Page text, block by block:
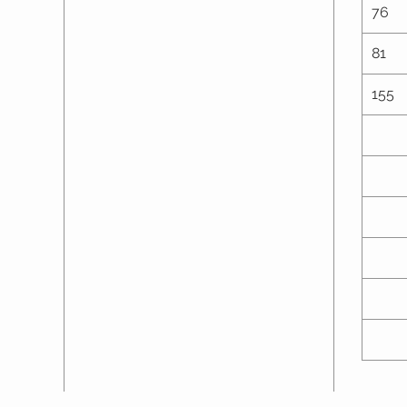
76
81
155